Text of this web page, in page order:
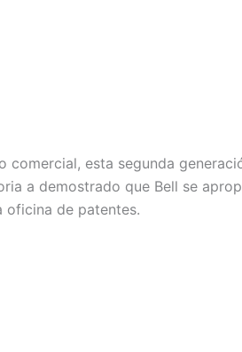
esta segunda
a demostrado que Bell se
oficina de patentes.